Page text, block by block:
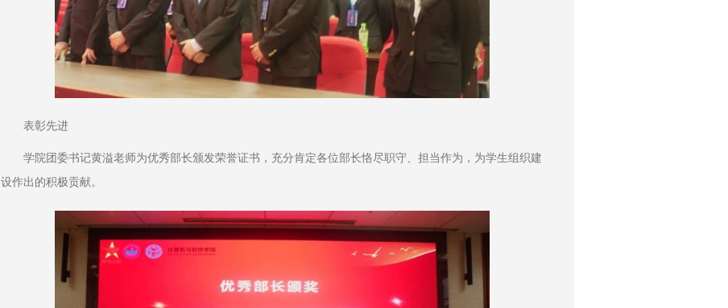
表彰先进
学院团委书记黄溢老师为优秀部长颁发荣誉证书，充分肯定各位部长恪尽职守、担当作为，为学生组织建
设作出的积极贡献。